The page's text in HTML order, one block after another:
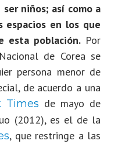
niños; así como a
espacios en los que
esta población. Por
de Corea se
persona menor de
de acuerdo a una
Times de mayo de
(2012), es el de la
, que restringe a las